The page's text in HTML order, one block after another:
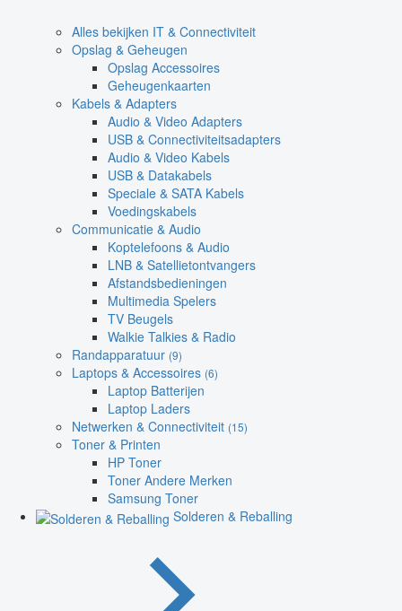
Alles bekijken IT & Connectiviteit
Opslag & Geheugen
Opslag Accessoires
Geheugenkaarten
Kabels & Adapters
Audio & Video Adapters
USB & Connectiviteitsadapters
Audio & Video Kabels
USB & Datakabels
Speciale & SATA Kabels
Voedingskabels
Communicatie & Audio
Koptelefoons & Audio
LNB & Satellietontvangers
Afstandsbedieningen
Multimedia Spelers
TV Beugels
Walkie Talkies & Radio
Randapparatuur (9)
Laptops & Accessoires (6)
Laptop Batterijen
Laptop Laders
Netwerken & Connectiviteit (15)
Toner & Printen
HP Toner
Toner Andere Merken
Samsung Toner
Solderen & Reballing